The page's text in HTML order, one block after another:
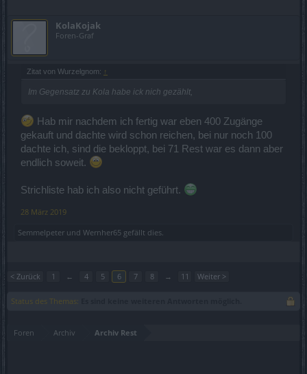
KolaKojak
Foren-Graf
Zitat von Wurzelgnom: ↑
Im Gegensatz zu Kola habe ick nich gezählt,
Hab mir nachdem ich fertig war eben 400 Zugänge
gekauft und dachte wird schon reichen, bei nur noch 100
dachte ich, sind die bekloppt, bei 71 Rest war es dann aber
endlich soweit.
Strichliste hab ich also nicht geführt.
28 März 2019
Semmelpeter und Wernher65 gefällt dies.
< Zurück 1 ← 4 5 6 7 8 → 11 Weiter >
Status des Themas:
Foren Archiv Archiv Rest